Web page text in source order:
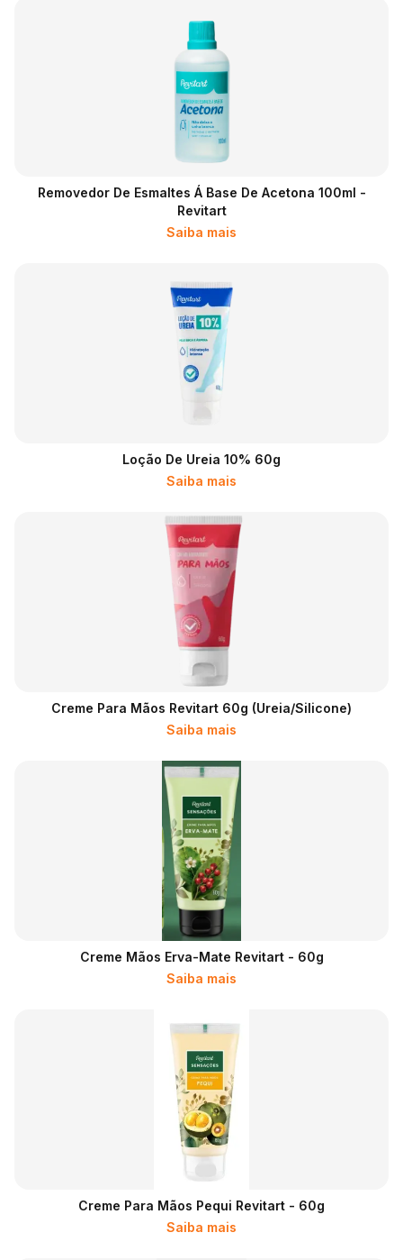
Removedor De Esmaltes Á Base De Acetona 100ml -
Revitart
Saiba mais
Loção De Ureia 10% 60g
Saiba mais
Creme Para Mãos Revitart 60g (ureia/silicone)
Saiba mais
Creme Mãos Erva-Mate Revitart - 60g
Saiba mais
Creme Para Mãos Pequi Revitart - 60g
Saiba mais